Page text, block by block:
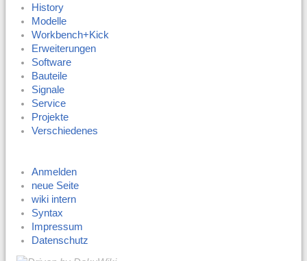
History
Modelle
Workbench+Kick
Erweiterungen
Software
Bauteile
Signale
Service
Projekte
Verschiedenes
Anmelden
neue Seite
wiki intern
Syntax
Impressum
Datenschutz